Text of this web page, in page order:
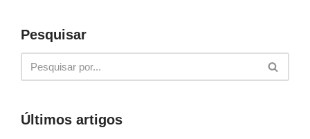
Pesquisar
Últimos artigos